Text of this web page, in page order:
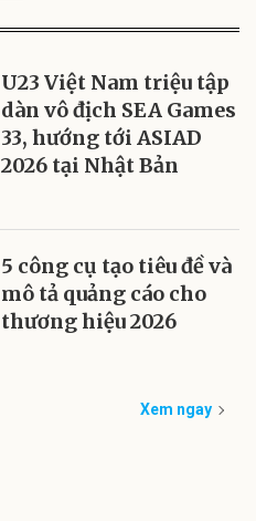
U23 Việt Nam triệu tập
dàn vô địch SEA Games
33, hướng tới ASIAD
2026 tại Nhật Bản
5 công cụ tạo tiêu đề và
mô tả quảng cáo cho
thương hiệu 2026
Xem ngay